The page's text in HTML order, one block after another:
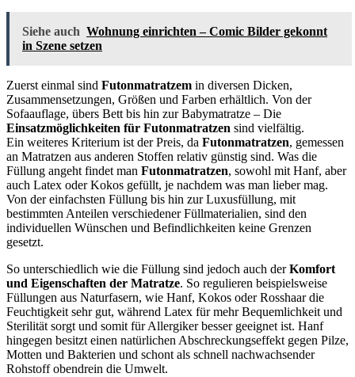
Siehe auch Wohnung einrichten – Comic Bilder gekonnt
in Szene setzen
Zuerst einmal sind Futonmatratzem in diversen Dicken,
Zusammensetzungen, Größen und Farben erhältlich. Von der
Sofaauflage, übers Bett bis hin zur Babymatratze – Die
Einsatzmöglichkeiten für Futonmatratzen sind vielfältig.
Ein weiteres Kriterium ist der Preis, da Futonmatratzen, gemessen
an Matratzen aus anderen Stoffen relativ günstig sind. Was die
Füllung angeht findet man Futonmatratzen, sowohl mit Hanf, aber
auch Latex oder Kokos gefüllt, je nachdem was man lieber mag.
Von der einfachsten Füllung bis hin zur Luxusfüllung, mit
bestimmten Anteilen verschiedener Füllmaterialien, sind den
individuellen Wünschen und Befindlichkeiten keine Grenzen
gesetzt.
So unterschiedlich wie die Füllung sind jedoch auch derKomfort
und Eigenschaften der Matratze. So regulieren beispielsweise
Füllungen aus Naturfasern, wie Hanf, Kokos oder Rosshaar die
Feuchtigkeit sehr gut, während Latex für mehr Bequemlichkeit und
Sterilität sorgt und somit für Allergiker besser geeignet ist. Hanf
hingegen besitzt einen natürlichen Abschreckungseffekt gegen Pilze,
Motten und Bakterien und schont als schnell nachwachsender
Rohstoff obendrein die Umwelt.